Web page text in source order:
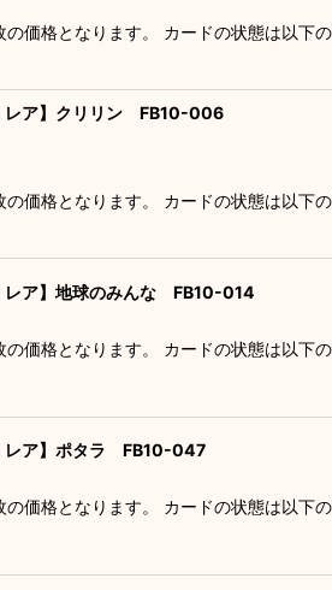
価格となります。 カードの状態は以下
レア】クリリン FB10-006
価格となります。 カードの状態は以下
レア】地球のみんな FB10-014
価格となります。 カードの状態は以下
レア】ポタラ FB10-047
価格となります。 カードの状態は以下